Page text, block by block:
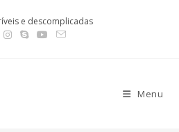
e descomplicadas
Menu